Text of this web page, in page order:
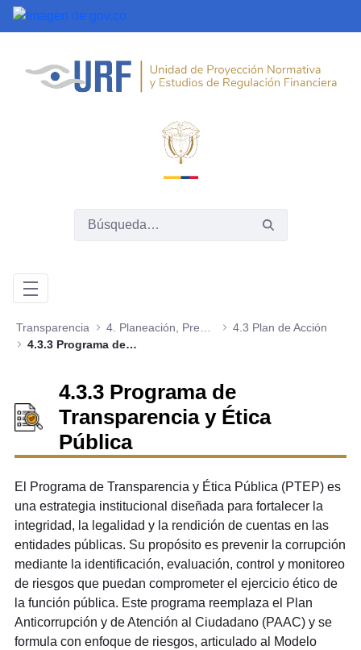
Saltar al contenido principal
Transparencia
4.3 Plan de Acción
4.3.3 Programa de Transparencia y Ética Pública
4.3.3 Programa de
Transparencia y Ética
Pública
El Programa de Transparencia y Ética Pública (PTEP) es
una estrategia institucional diseñada para fortalecer la
integridad, la legalidad y la rendición de cuentas en las
entidades públicas. Su propósito es prevenir la corrupción
mediante la identificación, evaluación, control y monitoreo
de riesgos que puedan comprometer el ejercicio ético de
la función pública. Este programa reemplaza el Plan
Anticorrupción y de Atención al Ciudadano (PAAC) y se
formula con enfoque de riesgos, articulado al Modelo